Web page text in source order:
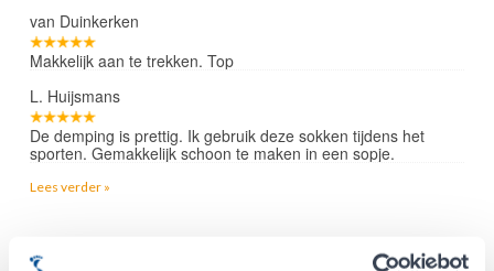
van Duinkerken
Makkelijk aan te trekken. Top
L. Huijsmans
De demping is prettig. Ik gebruik deze sokken tijdens het
sporten. Gemakkelijk schoon te maken in een sopje.
Lees verder »